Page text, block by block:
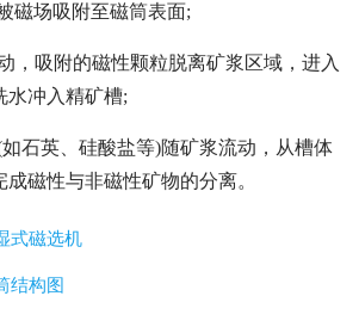
磁场吸附至磁筒表面;
，吸附的磁性颗粒脱离矿浆区域，进入
水冲入精矿槽;
石英、硅酸盐等)随矿浆流动，从槽体
磁性与非磁性矿物的分离。
式磁选机
结构图